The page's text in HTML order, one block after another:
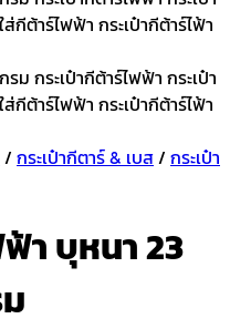
/ กระเป๋ากีตาร์ & เบส/ กระเป๋า
ฟ้า บุหนา 23